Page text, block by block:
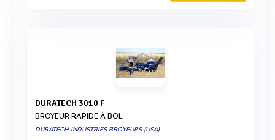
DURATECH 3010 F
BROYEUR RAPIDE À BOL
DURATECH INDUSTRIES BROYEURS (USA)